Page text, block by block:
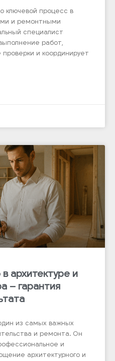
ключевой процесс в
и ремонтными
специалист
работ,
и координирует
архитектуре и
– гарантия
из самых важных
и ремонта. Он
и
архитектурного и